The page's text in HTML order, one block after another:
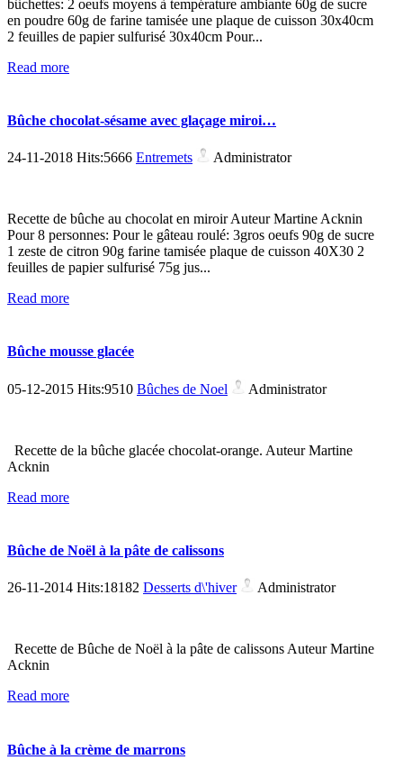
bûchettes: 2 oeufs moyens à température ambiante 60g de sucre
en poudre 60g de farine tamisée une plaque de cuisson 30x40cm
2 feuilles de papier sulfurisé 30x40cm Pour...
Read more
Bûche chocolat-sésame avec glaçage miroi…
24-11-2018 Hits:5666 Entremets Administrator
Recette de bûche au chocolat en miroir Auteur Martine Acknin
Pour 8 personnes: Pour le gâteau roulé: 3gros oeufs 90g de sucre
1 zeste de citron 90g farine tamisée plaque de cuisson 40X30 2
feuilles de papier sulfurisé 75g jus...
Read more
Bûche mousse glacée
05-12-2015 Hits:9510 Bûches de Noel Administrator
Recette de la bûche glacée chocolat-orange. Auteur Martine
Acknin
Read more
Bûche de Noël à la pâte de calissons
26-11-2014 Hits:18182 Desserts d\'hiver Administrator
Recette de Bûche de Noël à la pâte de calissons Auteur Martine
Acknin
Read more
Bûche à la crème de marrons